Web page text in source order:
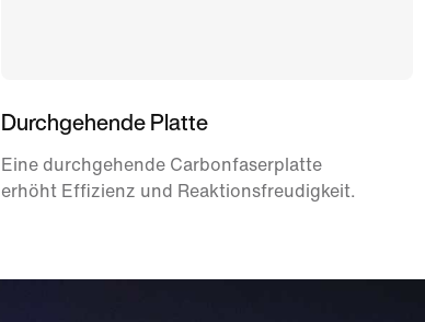
Durchgehende Platte
Eine durchgehende Carbonfaserplatte
erhöht Effizienz und Reaktionsfreudigkeit.